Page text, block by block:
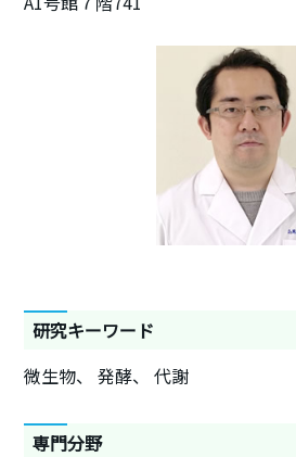
研究キーワード
微生物
発酵 代謝
専門分野